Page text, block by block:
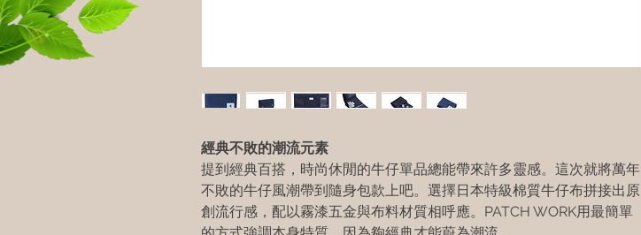
經典不敗的潮流元素
提到經典百搭，時尚休閒的牛仔單品總能帶來許多靈感。這次就將萬年
不敗的牛仔風潮帶到隨身包款上吧。選擇日本特級棉質牛仔布拼接出原
創流行感，配以霧漆五金與布料材質相呼應。PATCH WORK用最簡單